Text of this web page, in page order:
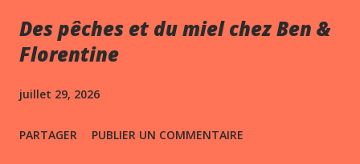
Des pêches et du miel chez Ben &
Florentine
juillet 29, 2026
PARTAGER PUBLIER UN COMMENTAIRE